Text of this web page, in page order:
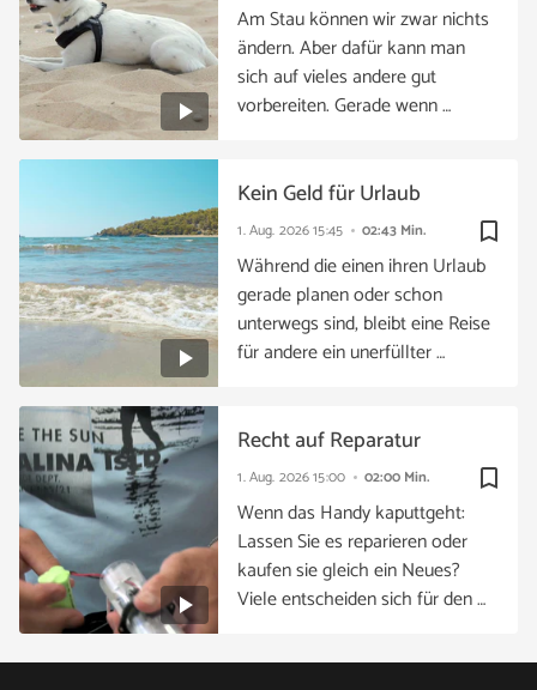
Am Stau können wir zwar nichts
ändern. Aber dafür kann man
sich auf vieles andere gut
vorbereiten. Gerade wenn …
bookmark_border
1. Aug. 202615:45 02:43 Min.
Kein Geld für Urlaub
Während die einen ihren Urlaub
gerade planen oder schon
unterwegs sind, bleibt eine Reise
für andere ein unerfüllter …
bookmark_border
1. Aug. 202615:00 02:00 Min.
Recht auf Reparatur
Wenn das Handy kaputtgeht:
Lassen Sie es reparieren oder
kaufen sie gleich ein Neues?
Viele entscheiden sich für den …